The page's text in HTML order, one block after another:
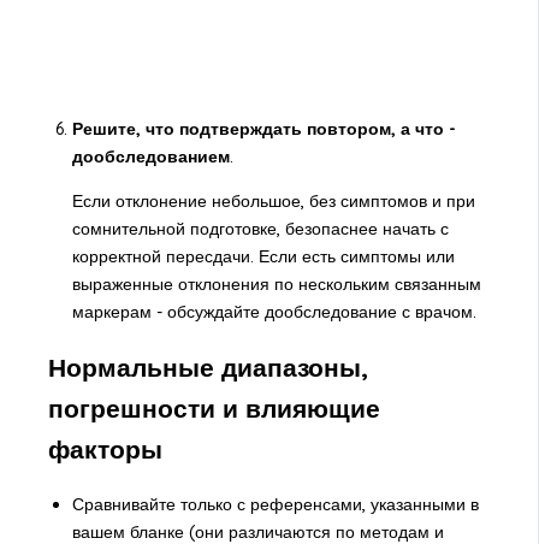
Решите, что подтверждать повтором, а что -
дообследованием.
Если отклонение небольшое, без симптомов и при
сомнительной подготовке, безопаснее начать с
корректной пересдачи. Если есть симптомы или
выраженные отклонения по нескольким связанным
маркерам - обсуждайте дообследование с врачом.
Нормальные диапазоны,
погрешности и влияющие
факторы
Сравнивайте только с референсами, указанными в
вашем бланке (они различаются по методам и